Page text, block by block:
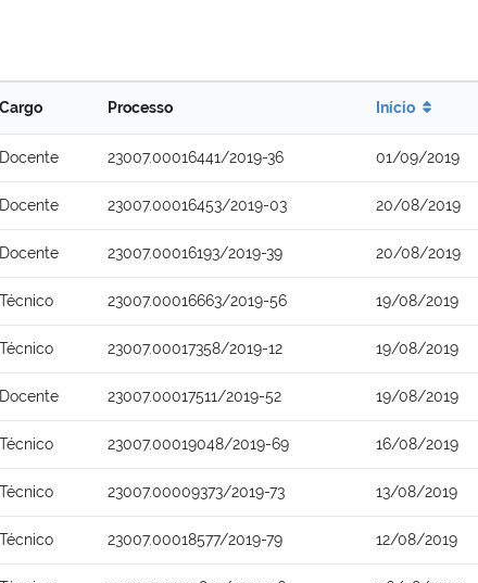
Cargo Processo Início
Docente 23007.00016441/2019-36 01/09/2019
Docente 23007.00016453/2019-03 20/08/2019
Docente 23007.00016193/2019-39 20/08/2019
Técnico 23007.00016663/2019-56 19/08/2019
Técnico 23007.00017358/2019-12 19/08/2019
Docente 23007.00017511/2019-52 19/08/2019
Técnico 23007.00019048/2019-69 16/08/2019
Técnico 23007.00009373/2019-73 13/08/2019
Técnico 23007.00018577/2019-79 12/08/2019